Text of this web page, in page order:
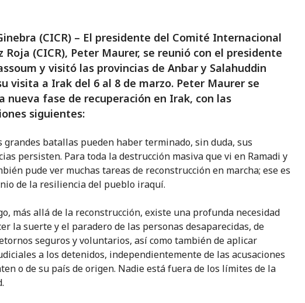
(CICR) – El presidente del Comité Internacional
Roja (CICR), Peter Maurer, se reunió con el presidente
y visitó las provincias de Anbar y Salahuddin
visita a Irak del 6 al 8 de marzo. Peter Maurer se
nueva fase de recuperación en Irak, con las
siguientes:
grandes batallas pueden haber terminado, sin duda, sus
persisten. Para toda la destrucción masiva que vi en Ramadi y
pude ver muchas tareas de reconstrucción en marcha; ese es
de la resiliencia del pueblo iraquí.
más allá de la reconstrucción, existe una profunda necesidad
la suerte y el paradero de las personas desaparecidas, de
seguros y voluntarios, así como también de aplicar
a los detenidos, independientemente de las acusaciones
o de su país de origen. Nadie está fuera de los límites de la